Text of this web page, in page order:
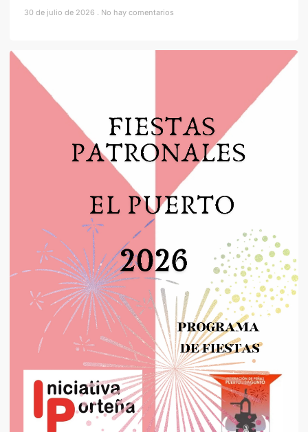
30 de julio de 2026 No hay comentarios